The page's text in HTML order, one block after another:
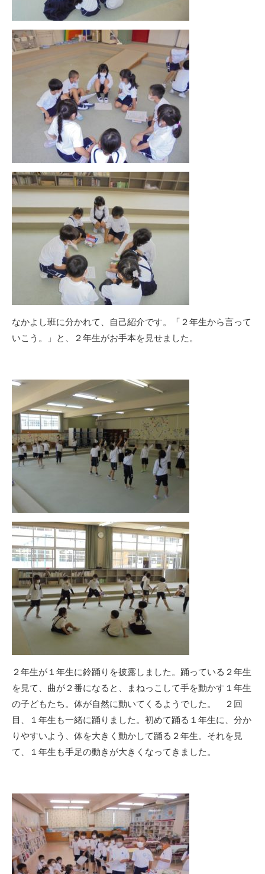
なかよし班に分かれて、自己紹介です。「２年生から言って
いこう。」と、２年生がお手本を見せました。
２年生が１年生に鈴踊りを披露しました。踊っている２年生
を見て、曲が２番になると、まねっこして手を動かす１年生
の子どもたち。体が自然に動いてくるようでした。 ２回
目、１年生も一緒に踊りました。初めて踊る１年生に、分か
りやすいよう、体を大きく動かして踊る２年生。それを見
て、１年生も手足の動きが大きくなってきました。